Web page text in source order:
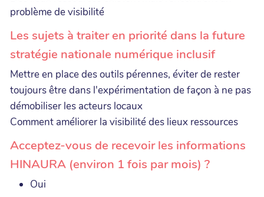
problème de visibilité
Les sujets à traiter en priorité dans la future
stratégie nationale numérique inclusif
Mettre en place des outils pérennes, éviter de rester
toujours être dans l'expérimentation de façon à ne pas
démobiliser les acteurs locaux
Comment améliorer la visibilité des lieux ressources
Acceptez-vous de recevoir les informations
HINAURA (environ 1 fois par mois) ?
Oui